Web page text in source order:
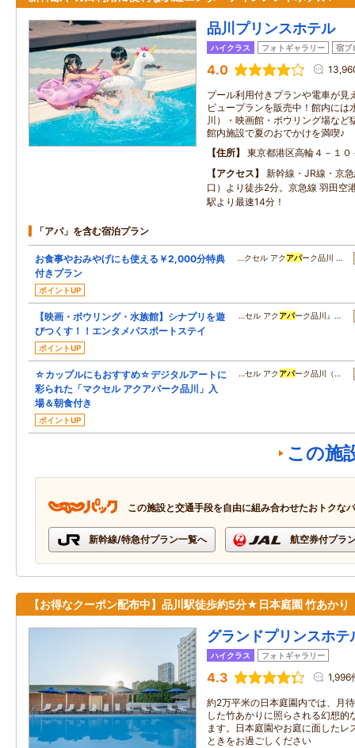
品川プリンスホテル
ハイクラス フォトギャラリー 宿ブ
4.0
プール利用付きプランや電車が見
ビュープランを販売中！館内には
川）・映画館・ボウリング場など
館内施設で夏のおでかけを満喫♪
住所
東京都港区高輪４－１０
アクセス
新幹線・JR線・京
口）より徒歩2分。京急線 羽田空
駅より最速14分！
「アパ」を含む宿泊プラン
お食事やおみやげにも使える￥2,000分特典
付きプラン
ポイントUP
…クセル アクアパーク品川 …
【映画・ボウリング・水族館】シナプリを遊
びつくす！！エンタメパスポートステイ
ポイントUP
…セル アクアパーク品川』…
☆カップルにもおすすめ☆デジタルアートに
彩られた「マクセル アクアパーク品川」入
場＆朝食付き
ポイントUP
…セル アクアパーク品川（…
この施
この施設と交通手段を自由に組み合わせたおトクな
新幹線/特急付プラン一覧へ 航空券付プラ
【お得なクーポン配布中】品川駅徒歩約5分★日本庭園 竹あかり
グランドプリンスホテ
ハイクラス フォトギャラリー
4.3 1,996
約2万平米の日本庭園内では、月
した竹あかりに照らされる幻想的
ます。日本庭園やお庭に面したレ
ときをお過ごしください